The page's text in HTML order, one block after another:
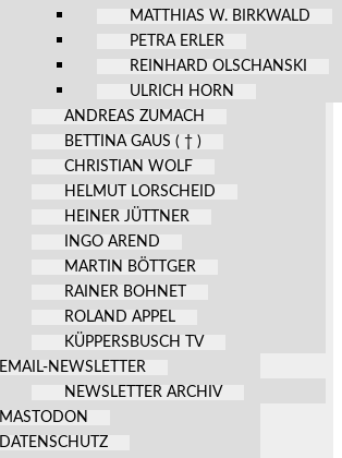
MATTHIAS W. BIRKWALD
PETRA ERLER
REINHARD OLSCHANSKI
ULRICH HORN
ANDREAS ZUMACH
BETTINA GAUS ( † )
CHRISTIAN WOLF
HELMUT LORSCHEID
HEINER JÜTTNER
INGO AREND
MARTIN BÖTTGER
RAINER BOHNET
ROLAND APPEL
KÜPPERSBUSCH TV
EMAIL-NEWSLETTER
NEWSLETTER ARCHIV
MASTODON
DATENSCHUTZ